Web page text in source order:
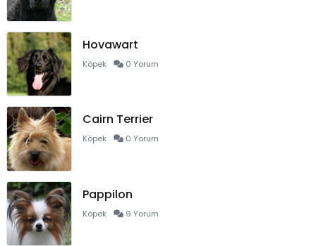
Hovawart
Köpek 0 Yorum
Cairn Terrier
Köpek 0 Yorum
Pappilon
Köpek 9 Yorum